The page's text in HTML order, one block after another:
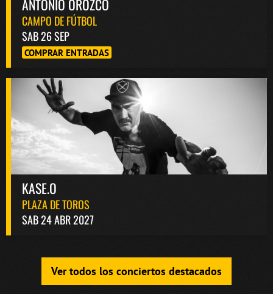
ANTONIO OROZCO
CAMPO DE FÚTBOL
SAB 26 SEP
COMPRAR ENTRADAS
KASE.O
PLAZA DE TOROS
SAB 24 ABR 2027
Ver todos los conciertos destacados